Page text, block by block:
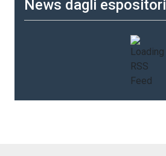
News dagli espositori